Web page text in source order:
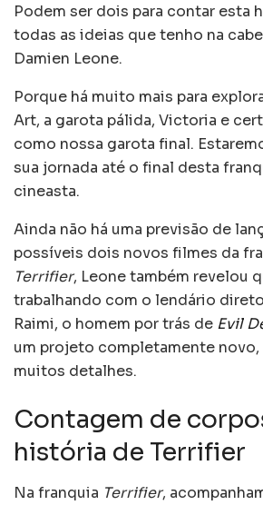
Podem ser dois para contar esta
todas as ideias que tenho na
Damien Leone.
Porque há muito mais para
Art, a garota pálida, Victoria e
como nossa garota final.
sua jornada até o final desta
cineasta.
Ainda não há uma previsão de
possíveis dois novos filmes da
Terrifier, Leone também revelou
trabalhando com o lendário
Raimi, o homem por trás de Evil
um projeto completamente novo,
muitos detalhes.
Contagem de
história de Terrifier
Na franquia Terrifier,